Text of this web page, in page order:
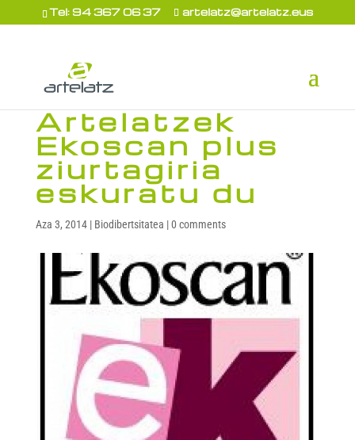
Tel: 94 367 06 37 artelatz@artelatz.eus
Artelatzek
Ekoscan plus
ziurtagiria
eskuratu du
Aza 3, 2014| Biodibertsitatea |0 comments